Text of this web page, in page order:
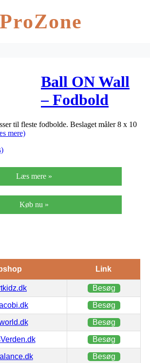
ProZone
Ball ON Wall
– Fodbold
holder
til fleste fodbolde. Beslaget måler 8 x 10
mere)
Læs mere »
Køb nu »
Link
Besøg
Besøg
Besøg
Besøg
Besøg